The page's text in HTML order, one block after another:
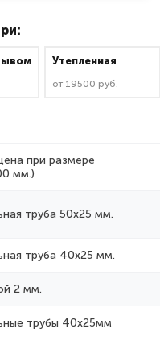
Утепленная
от 19500 руб.
при размере
мм.)
труба 50х25 мм.
труба 40х25 мм.
2 мм.
трубы 40х25мм